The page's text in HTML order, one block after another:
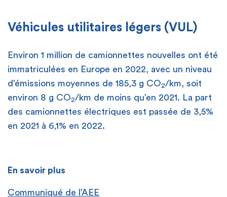
Véhicules utilitaires légers (VUL)
Environ 1 million de camionnettes nouvelles ont été
immatriculées en Europe en 2022, avec un niveau
d’émissions moyennes de 185,3 g CO2/km, soit
environ 8 g CO2/km de moins qu’en 2021. La part
des camionnettes électriques est passée de 3,5%
en 2021 à 6,1% en 2022.
En savoir plus
Communiqué de l’AEE